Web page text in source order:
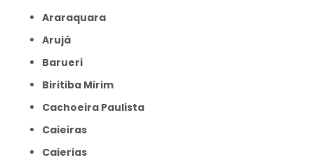
Araraquara
Arujá
Barueri
Biritiba Mirim
Cachoeira Paulista
Caieiras
Caierias